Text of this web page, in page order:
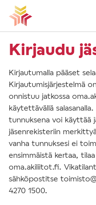
Vieritä
sisältöön
Kirjaudu
Kirjautumalla pääset
Kirjautumisjärjestelmä
onnistuu jatkossa
käytettävällä
tunnuksena voi käyttää
jäsenrekisteriin
vanha tunnuksesi ei
ensimmäistä kertaa,
oma.akiliitot.fi.
sähköpostitse
4270 1500.